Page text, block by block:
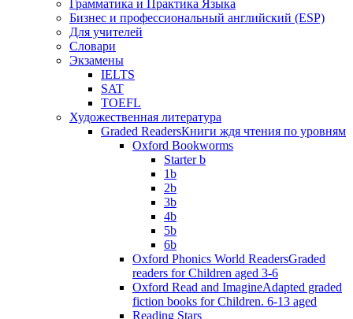
Грамматика и Практика Языка
Бизнес и профессиональный английский (ESP)
Для учителей
Словари
Экзамены
IELTS
SAT
TOEFL
Художественная литература
Graded ReadersКниги ждя чтения по уровням
Oxford Bookworms
Starter b
1b
2b
3b
4b
5b
6b
Oxford Phonics World ReadersGraded
readers for Children aged 3-6
Oxford Read and ImagineAdapted graded
fiction books for Children. 6-13 aged
Reading Stars